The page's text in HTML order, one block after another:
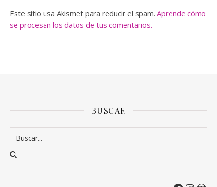
Este sitio usa Akismet para reducir el spam. Aprende cómo
se procesan los datos de tus comentarios.
BUSCAR